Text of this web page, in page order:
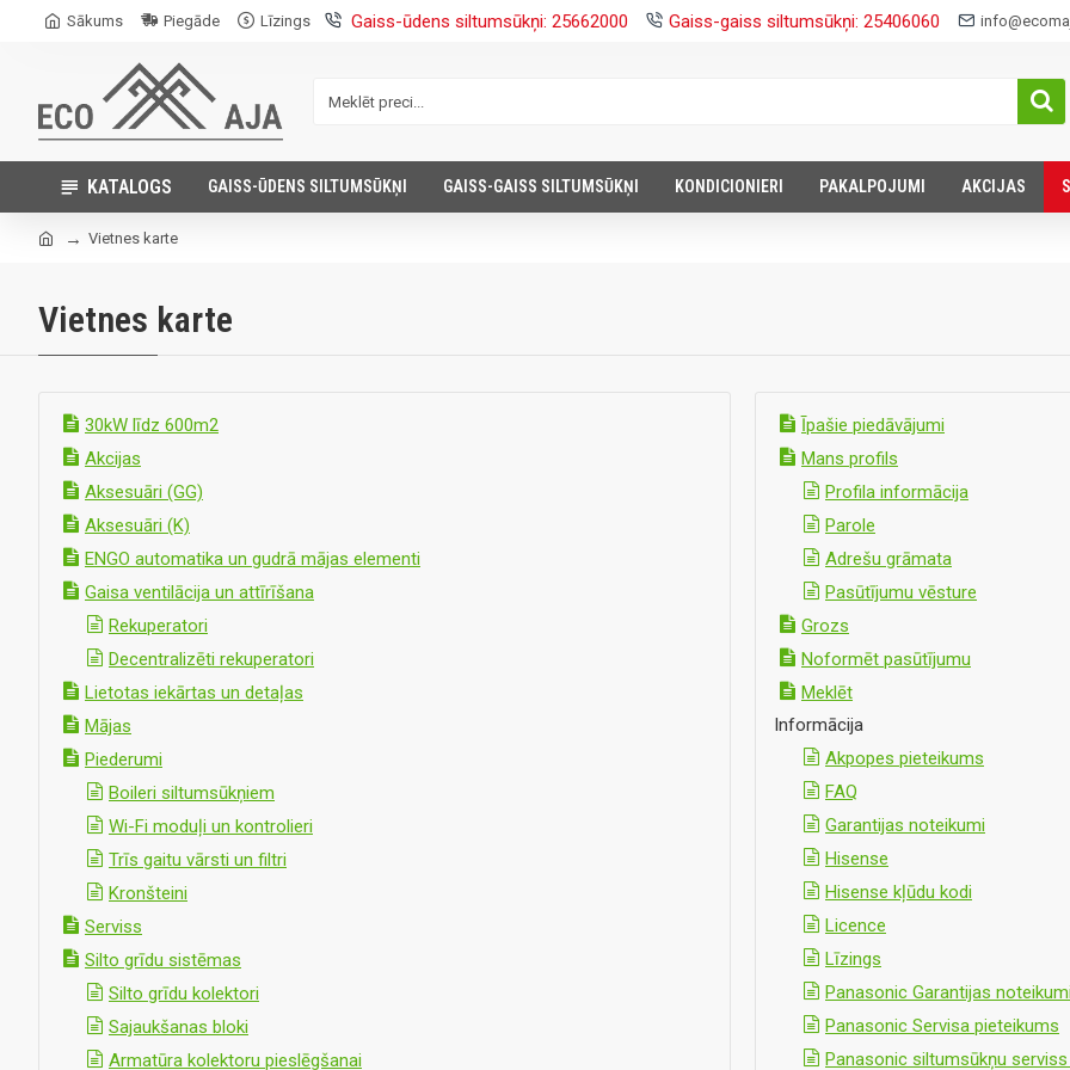
Sākums Piegāde Līzings Gaiss-ūdens siltumsūkņi: 25662000 Gaiss-gaiss siltumsūkņi: 25406060
KATALOGS GAISS-ŪDENS SILTUMSŪKŅI GAISS-GAISS SILTUMSŪKŅI KONDICIONIERI PAKALPOJUMI AKCIJAS
Vietnes karte
Vietnes karte
30kW līdz 600m2
Akcijas
Aksesuāri (GG)
Aksesuāri (K)
ENGO automatika un gudrā mājas elementi
Gaisa ventilācija un attīrīšana
Rekuperatori
Decentralizēti rekuperatori
Lietotas iekārtas un detaļas
Mājas
Piederumi
Boileri siltumsūkņiem
Wi-Fi moduļi un kontrolieri
Trīs gaitu vārsti un filtri
Kronšteini
Serviss
Silto grīdu sistēmas
Silto grīdu kolektori
Sajaukšanas bloki
Armatūra kolektoru pieslēgšanai
Īpašie piedāvājumi
Mans profils
Profila informācija
Parole
Adrešu grāmata
Pasūtījumu vēsture
Grozs
Noformēt pasūtījumu
Meklēt
Informācija
Akpopes pieteikums
FAQ
Garantijas noteikumi
Hisense
Hisense kļūdu kodi
Licence
Līzings
Panasonic Garantijas noteikumi
Panasonic Servisa pieteikums
Panasonic siltumsūkņu